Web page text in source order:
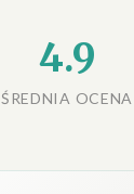
4.9
ŚREDNIA OCENA